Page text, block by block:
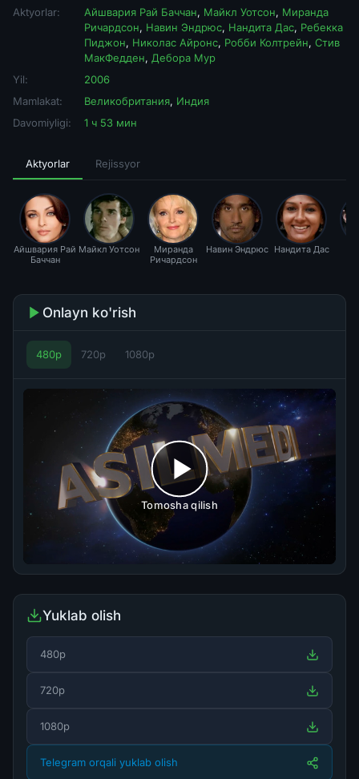
Aktyorlar: Айшвария Рай Баччан, Майкл Уотсон, Миранда
Ричардсон, Навин Эндрюс, Нандита Дас, Ребекка
Пиджон, Николас Айронс, Робби Колтрейн, Стив
МакФедден, Дебора Мур
Yil:
2006
Mamlakat:
Великобритания, Индия
Davomiyligi:
1 ч 53 мин
Aktyorlar Rejissyor
Айшвария Рай
Баччан
Майкл Уотсон
Миранда
Ричардсон
Навин Эндрюс Нандита Дас
Onlayn ko'rish
480p 720p 1080p
Tomosha qilish
Yuklab olish
480p
720p
1080p
Telegram orqali yuklab olish